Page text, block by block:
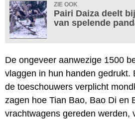
ZIE OOK
Pairi Daiza deelt
van spelende
De ongeveer aanwezige 1500
vlaggen in hun handen gedrukt.
de toeschouwers verplicht
zagen hoe Tian Bao, Bao Di en
vrachtwagens gereden werden,